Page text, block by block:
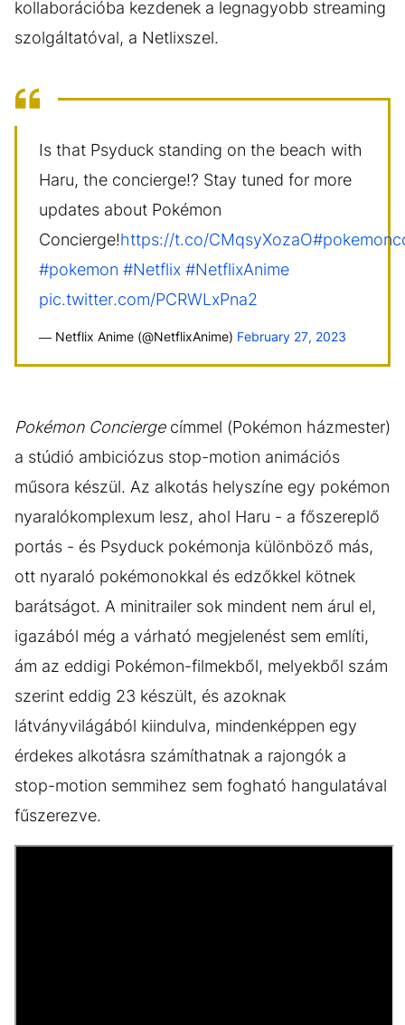
kollaborációba kezdenek a legnagyobb streaming
szolgáltatóval, a Netlixszel.
Is that Psyduck standing on the beach with
Haru, the concierge!? Stay tuned for more
updates about Pokémon
Concierge!https://t.co/CMqsyXozaO
#pokemon #Netflix #NetflixAnime
pic.twitter.com/PCRWLxPna2
— Netflix Anime (@NetflixAnime) February 27, 2023
Pokémon Conciergecímmel (Pokémon házmester)
a stúdió ambiciózus stop-motion animációs
műsora készül. Az alkotás helyszíne egy pokémon
nyaralókomplexum lesz, ahol Haru - a főszereplő
portás - és Psyduck pokémonja különböző más,
ott nyaraló pokémonokkal és edzőkkel kötnek
barátságot. A minitrailer sok mindent nem árul el,
igazából még a várható megjelenést sem említi,
ám az eddigi Pokémon-filmekből, melyekből szám
szerint eddig 23 készült, és azoknak
látványvilágából kiindulva, mindenképpen egy
érdekes alkotásra számíthatnak a rajongók a
stop-motion semmihez sem fogható hangulatával
fűszerezve.